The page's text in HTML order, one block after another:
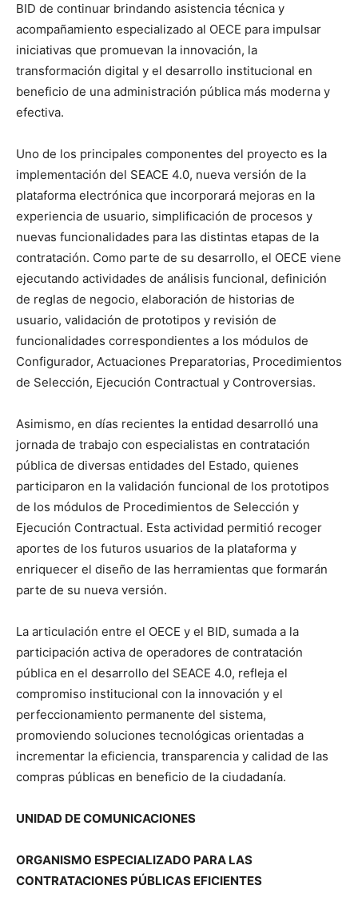
BID de continuar brindando asistencia técnica y
acompañamiento especializado al OECE para impulsar
iniciativas que promuevan la innovación, la
transformación digital y el desarrollo institucional en
beneficio de una administración pública más moderna y
efectiva.
Uno de los principales componentes del proyecto es la
implementación del SEACE 4.0, nueva versión de la
plataforma electrónica que incorporará mejoras en la
experiencia de usuario, simplificación de procesos y
nuevas funcionalidades para las distintas etapas de la
contratación. Como parte de su desarrollo, el OECE viene
ejecutando actividades de análisis funcional, definición
de reglas de negocio, elaboración de historias de
usuario, validación de prototipos y revisión de
funcionalidades correspondientes a los módulos de
Configurador, Actuaciones Preparatorias, Procedimientos
de Selección, Ejecución Contractual y Controversias.
Asimismo, en días recientes la entidad desarrolló una
jornada de trabajo con especialistas en contratación
pública de diversas entidades del Estado, quienes
participaron en la validación funcional de los prototipos
de los módulos de Procedimientos de Selección y
Ejecución Contractual. Esta actividad permitió recoger
aportes de los futuros usuarios de la plataforma y
enriquecer el diseño de las herramientas que formarán
parte de su nueva versión.
La articulación entre el OECE y el BID, sumada a la
participación activa de operadores de contratación
pública en el desarrollo del SEACE 4.0, refleja el
compromiso institucional con la innovación y el
perfeccionamiento permanente del sistema,
promoviendo soluciones tecnológicas orientadas a
incrementar la eficiencia, transparencia y calidad de las
compras públicas en beneficio de la ciudadanía.
UNIDAD DE COMUNICACIONES
ORGANISMO ESPECIALIZADO PARA LAS
CONTRATACIONES PÚBLICAS EFICIENTES